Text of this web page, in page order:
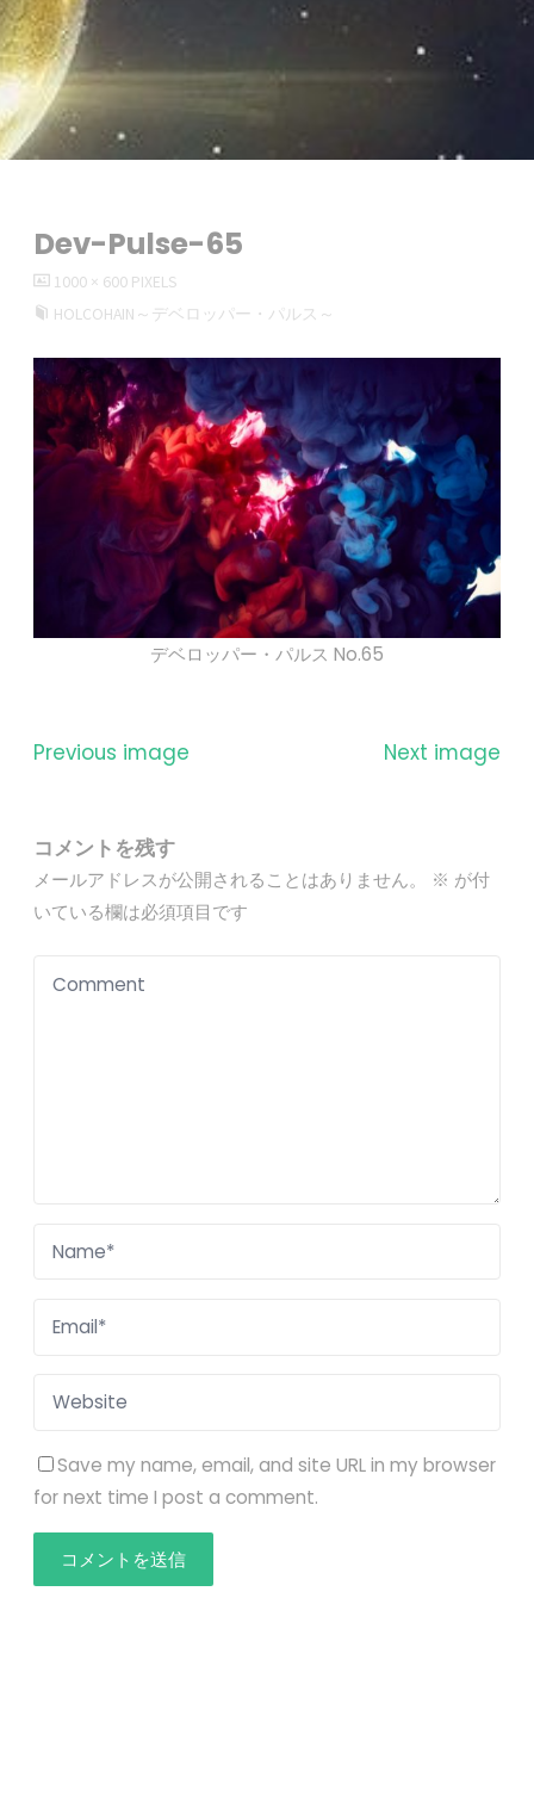
Dev-Pulse-65
FULL
SIZE
1000 × 600 PIXELS
HOLCOHAIN～デベロッパー・パルス～
デベロッパー・パルス No.65
Previous image Next image
コメントを残す
メールアドレスが公開されることはありません。 ※ が付
いている欄は必須項目です
Save my name, email, and site URL in my browser
for next time I post a comment.